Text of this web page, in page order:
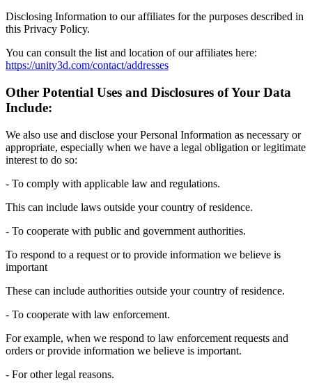
Disclosing Information to our affiliates for the purposes described in
this Privacy Policy.
You can consult the list and location of our affiliates here:
https://unity3d.com/contact/addresses
Other Potential Uses and Disclosures of Your Data
Include:
We also use and disclose your Personal Information as necessary or
appropriate, especially when we have a legal obligation or legitimate
interest to do so:
- To comply with applicable law and regulations.
This can include laws outside your country of residence.
- To cooperate with public and government authorities.
To respond to a request or to provide information we believe is
important
These can include authorities outside your country of residence.
- To cooperate with law enforcement.
For example, when we respond to law enforcement requests and
orders or provide information we believe is important.
- For other legal reasons.